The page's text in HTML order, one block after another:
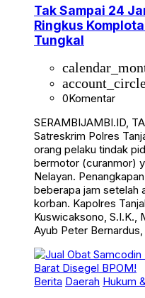
Tak Sampai 24
Ringkus
Tungkal
0Komentar
SERAMBIJAMBI.ID,
Satreskrim Polres
orang pelaku tindak
bermotor (curanmor)
Nelayan.
beberapa jam setelah
korban. Kapolres
Kuswicaksono, S.I.K.,
Ayub Peter
Berita Daerah Hukum